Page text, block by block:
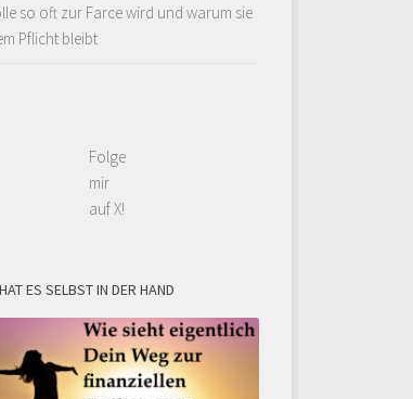
so oft zur Farce wird und warum sie
Pflicht bleibt
Folge
mir
auf X!
ES SELBST IN DER HAND